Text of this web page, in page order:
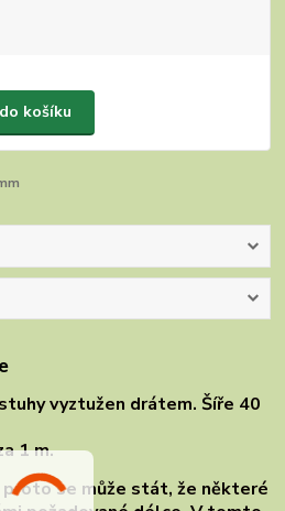
košíku
vyztužen drátem. Šíře 40
1 m.
proto se může stát, že některé